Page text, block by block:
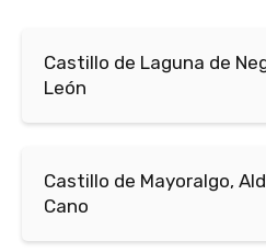
Castillo de Laguna de
León
Castillo de Mayoralgo,
Cano